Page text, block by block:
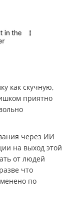
как скучную,
приятно
через ИИ
на выход этой
от людей
что
по